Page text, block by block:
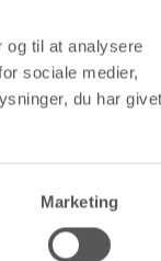
og til at analysere
sociale medier,
du har
Marketing